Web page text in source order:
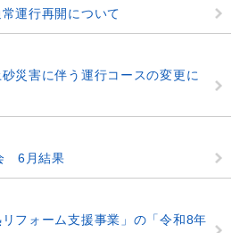
運行再開について
災害に伴う運行コースの変更に
6月結果
フォーム支援事業」の「令和8年